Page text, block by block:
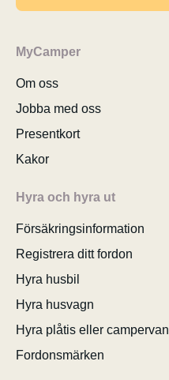
MyCamper
Om oss
Jobba med oss
Presentkort
Kakor
Hyra och hyra ut
Försäkringsinformation
Registrera ditt fordon
Hyra husbil
Hyra husvagn
Hyra plåtis eller campervan
Fordonsmärken